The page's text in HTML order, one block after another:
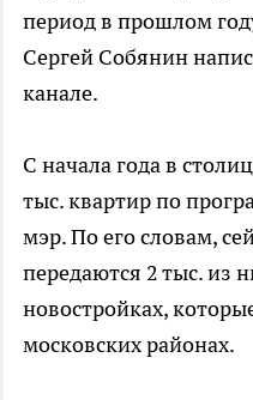
период в прошлом
Сергей Собянин
канале.
С начала года в
тыс. квартир по
мэр. По его словам,
передаются 2 тыс. из
новостройках,
московских районах.